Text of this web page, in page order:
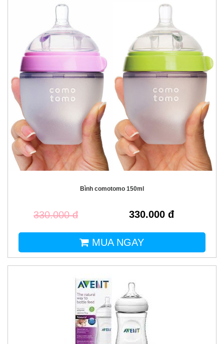
Bình comotomo 150ml
330.000 đ 330.000 đ
MUA NGAY